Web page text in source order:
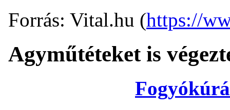
Forrás: Vital.hu (https://
Agyműtéteket is